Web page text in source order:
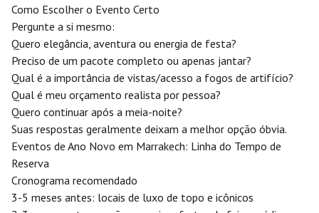
Como Escolher o Evento Certo
Pergunte a si mesmo:
Quero elegância, aventura ou energia de festa?
Preciso de um pacote completo ou apenas jantar?
Qual é a importância de vistas/acesso a fogos de artifício?
Qual é meu orçamento realista por pessoa?
Quero continuar após a meia-noite?
Suas respostas geralmente deixam a melhor opção óbvia.
Eventos de Ano Novo em Marrakech: Linha do Tempo de
Reserva
Cronograma recomendado
3-5 meses antes: locais de luxo de topo e icônicos